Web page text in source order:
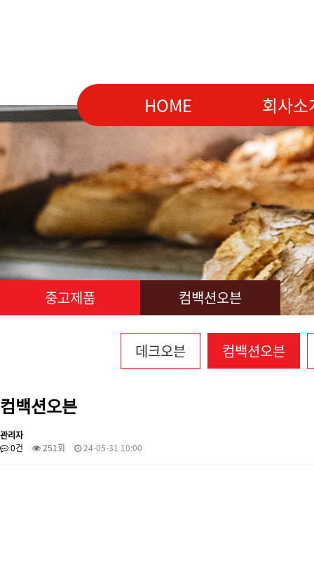
HOME 회사소
중고제품 컴백션오븐
데크오븐 컴백션오븐
컴백션오븐
관리자
0건
251회 24-05-31 10:00